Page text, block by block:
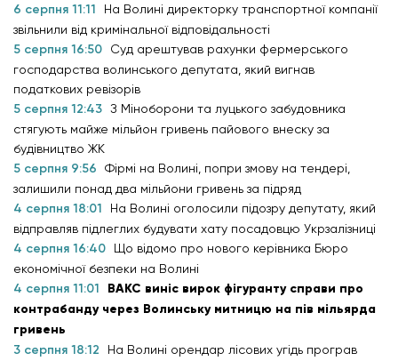
6 серпня 11:11
На Волині директорку транспортної компанії
звільнили від кримінальної відповідальності
5 серпня 16:50
Суд арештував рахунки фермерського
господарства волинського депутата, який вигнав
податкових ревізорів
5 серпня 12:43 З Міноборони та луцького забудовника
стягують майже мільйон гривень пайового внеску за
будівництво ЖК
5 серпня 9:56
Фірмі на Волині, попри змову на тендері,
залишили понад два мільйони гривень за підряд
4 серпня 18:01
На Волині оголосили підозру депутату, який
відправляв підлеглих будувати хату посадовцю Укрзалізниці
4 серпня 16:40
Що відомо про нового керівника Бюро
економічної безпеки на Волині
4 серпня 11:01
ВАКС виніс вирок фігуранту справи про
контрабанду через Волинську митницю на пів мільярда
гривень
3 серпня 18:12
На Волині орендар лісових угідь програв